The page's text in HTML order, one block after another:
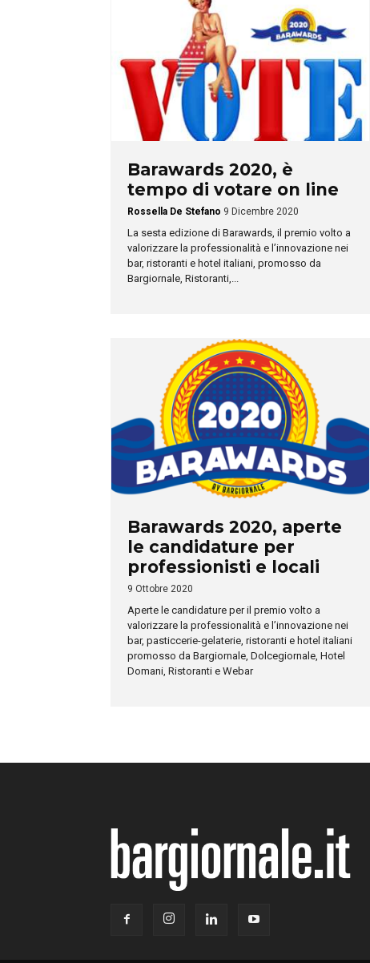
Barawards 2020, è
tempo di votare on line
Rossella De Stefano 9 Dicembre 2020
La sesta edizione di Barawards, il premio volto a
valorizzare la professionalità e l’innovazione nei
bar, ristoranti e hotel italiani, promosso da
Bargiornale, Ristoranti,...
Barawards 2020, aperte
le candidature per
professionisti e locali
9 Ottobre 2020
Aperte le candidature per il premio volto a
valorizzare la professionalità e l’innovazione nei
bar, pasticcerie-gelaterie, ristoranti e hotel italiani
promosso da Bargiornale, Dolcegiornale, Hotel
Domani, Ristoranti e Webar